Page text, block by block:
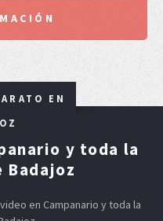
EN
y toda la
Badajoz
en Campanario y toda la